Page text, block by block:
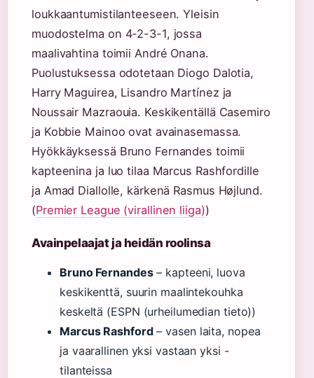
loukkaantumistilanteeseen. Yleisin
muodostelma on 4-2-3-1, jossa
maalivahtina toimii André Onana.
Puolustuksessa odotetaan Diogo Dalotia,
Harry Maguirea, Lisandro Martínez ja
Noussair Mazraouia. Keskikentällä Casemiro
ja Kobbie Mainoo ovat avainasemassa.
Hyökkäyksessä Bruno Fernandes toimii
kapteenina ja luo tilaa Marcus Rashfordille
ja Amad Diallolle, kärkenä Rasmus Højlund.
(Premier League (virallinen liiga))
Avainpelaajat ja heidän roolinsa
Bruno Fernandes– kapteeni, luova
keskikenttä, suurin maalintekouhka
keskeltä (ESPN (urheilumedian tieto))
Marcus Rashford– vasen laita, nopea
ja vaarallinen yksi vastaan yksi -
tilanteissa